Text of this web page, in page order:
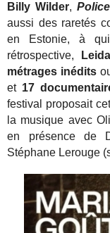
Billy Wilder,
aussi des raretés
en Estonie, à
rétrospective,
métrages inédits
et 17
festival proposait
la musique avec
en présence de
Stéphane Lerouge